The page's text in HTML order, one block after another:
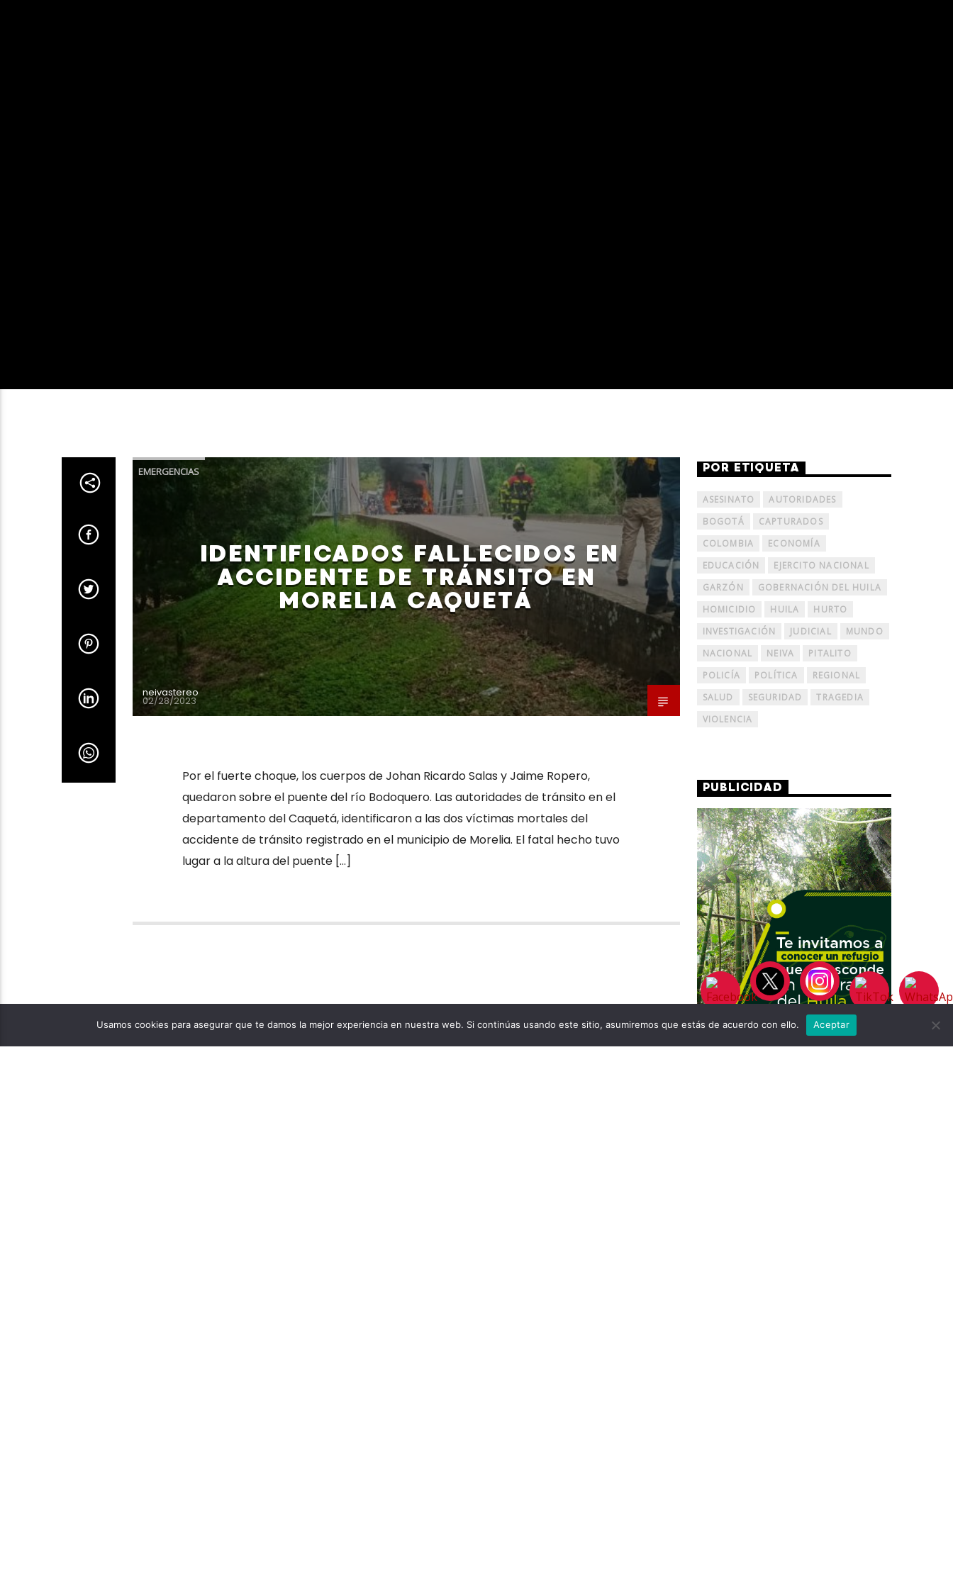
EMERGENCIAS
IDENTIFICADOS FALLECIDOS EN
ACCIDENTE DE TRÁNSITO EN
MORELIA CAQUETÁ
neivastereo
02/28/2023
Por el fuerte choque, los cuerpos de Johan Ricardo Salas y Jaime Ropero,
quedaron sobre el puente del río Bodoquero. Las autoridades de tránsito en el
departamento del Caquetá, identificaron a las dos víctimas mortales del
accidente de tránsito registrado en el municipio de Morelia. El fatal hecho tuvo
lugar a la altura del puente […]
POR ETIQUETA
ASESINATO
AUTORIDADES
BOGOTÁ
CAPTURADOS
COLOMBIA
ECONOMÍA
EDUCACIÓN
EJERCITO NACIONAL
GARZÓN
GOBERNACIÓN DEL HUILA
HOMICIDIO
HUILA
HURTO
INVESTIGACIÓN
JUDICIAL
MUNDO
NACIONAL
NEIVA
PITALITO
POLICÍA
POLÍTICA
REGIONAL
SALUD
SEGURIDAD
TRAGEDIA
VIOLENCIA
PUBLICIDAD
Usamos cookies para asegurar que te damos la mejor experiencia en nuestra web. Si continúas usando este sitio, asumiremos que estás de acuerdo con ello. Aceptar